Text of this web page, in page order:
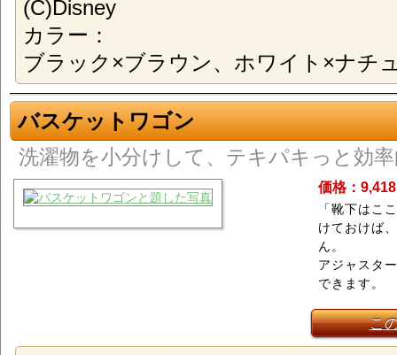
(C)Disney
カラー：
ブラック×ブラウン、ホワイト×ナチ
バスケットワゴン
洗濯物を小分けして、テキパキっと効
価格：
「靴下はこ
けておけば
ん。
アジャスタ
できます。
こ